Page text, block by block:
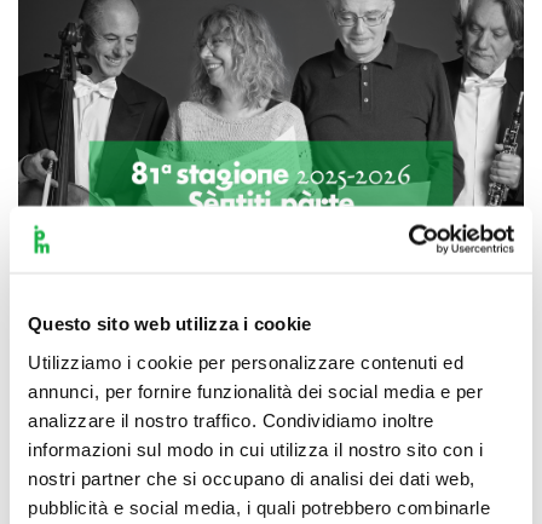
Questo sito web utilizza i cookie
Utilizziamo i cookie per personalizzare contenuti ed
annunci, per fornire funzionalità dei social media e per
analizzare il nostro traffico. Condividiamo inoltre
informazioni sul modo in cui utilizza il nostro sito con i
nostri partner che si occupano di analisi dei dati web,
pubblicità e social media, i quali potrebbero combinarle
Scopri di più